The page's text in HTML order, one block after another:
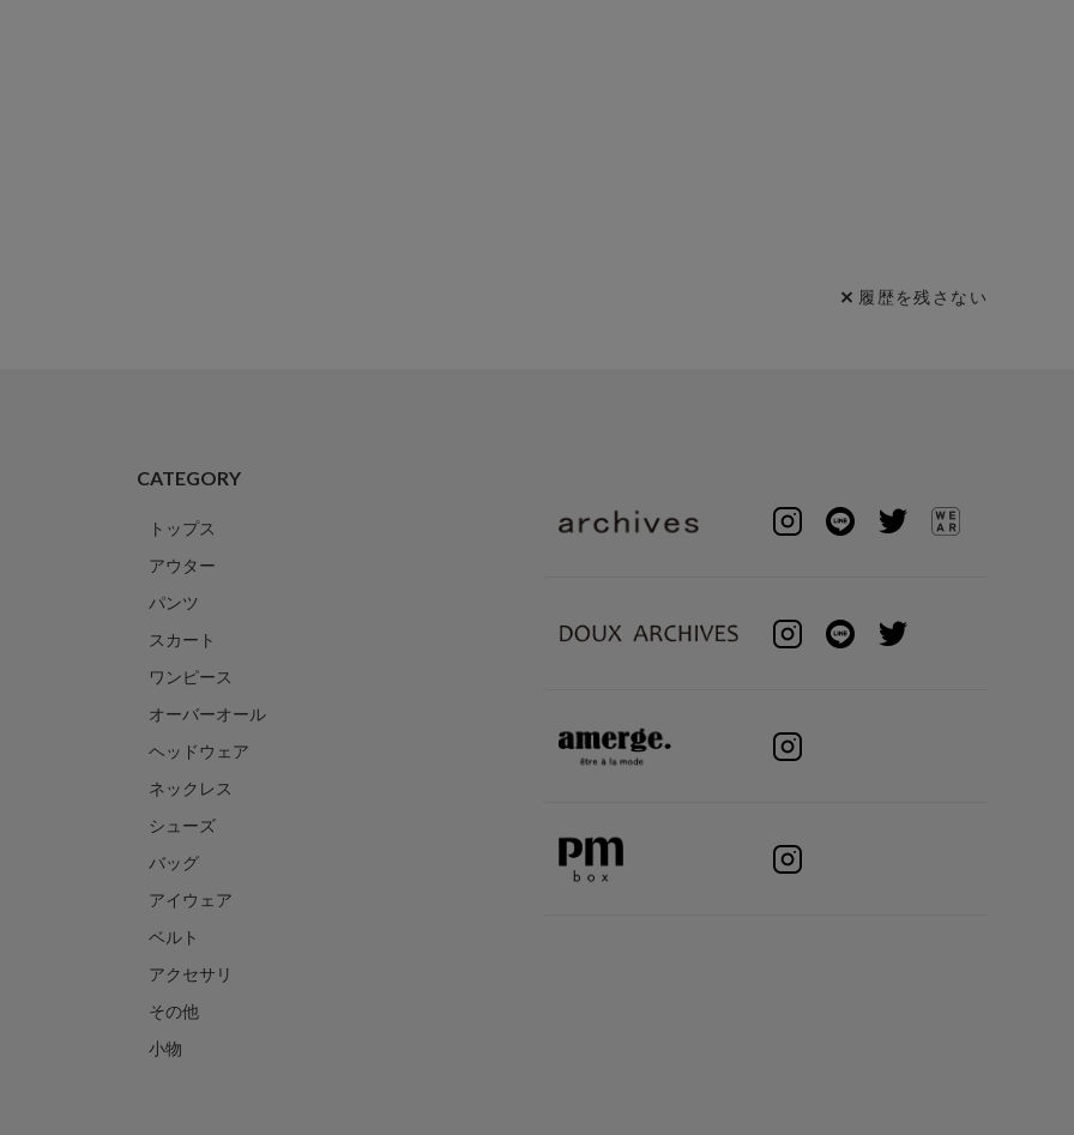
履歴を残さない
CATEGORY
トップス
アウター
パンツ
スカート
ワンピース
オーバーオール
ヘッドウェア
ネックレス
シューズ
バッグ
アイウェア
ベルト
アクセサリ
その他
小物